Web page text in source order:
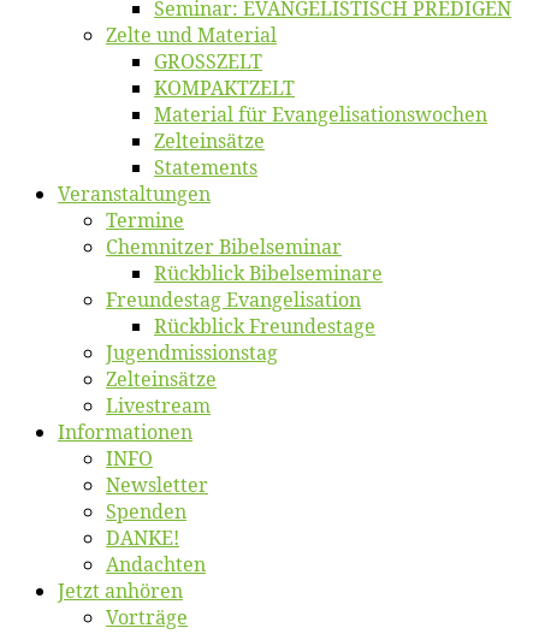
Se­mi­nar: EVANGELISTISCH PREDIGEN
Zel­te und Material
GROSSZELT
KOMPAKTZELT
Ma­te­ri­al für Evangelisationswochen
Zelt­ein­sät­ze
State­ments
Ver­an­stal­tun­gen
Ter­mi­ne
Chemnit­zer Bibelseminar
Rück­blick Bibelseminare
Freun­des­tag Evangelisation
Rück­blick Freundestage
Jugend­mis­sions­tag
Zelt­ein­sät­ze
Live­stream
Informatio­nen
INFO
News­let­ter
Spen­den
DANKE!
An­dach­ten
Jetzt an­hö­ren
Vor­trä­ge